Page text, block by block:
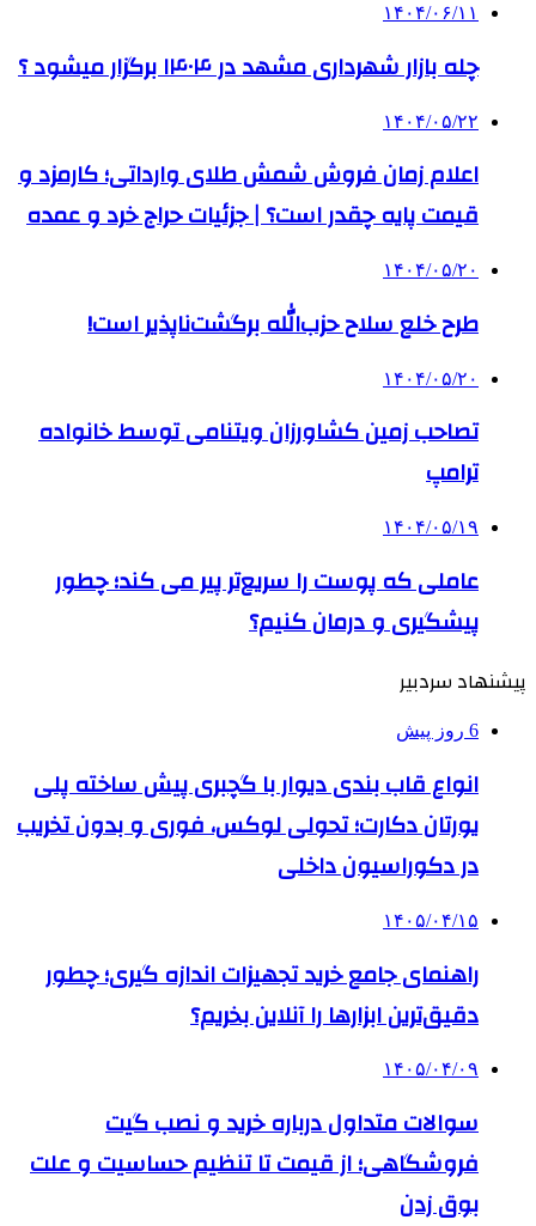
۱۴۰۴/۰۶/۱۱
چله بازار شهرداری مشهد در ۱۴۰۴ برگزار میشود ؟
۱۴۰۴/۰۵/۲۲
اعلام زمان فروش شمش طلای وارداتی؛ کارمزد و
قیمت پایه چقدر است؟ | جزئیات حراج خرد و عمده
۱۴۰۴/۰۵/۲۰
طرح خلع سلاح حزب‌الله برگشت‌ناپذیر است!
۱۴۰۴/۰۵/۲۰
تصاحب زمین کشاورزان ویتنامی توسط خانواده
ترامپ
۱۴۰۴/۰۵/۱۹
عاملی که پوست را سریع‌تر پیر می کند؛ چطور
پیشگیری و درمان کنیم؟
پیشنهاد سردبیر
6 روز پیش
انواع قاب بندی دیوار با گچبری پیش ساخته پلی
یورتان دکارت؛ تحولی لوکس، فوری و بدون تخریب
در دکوراسیون داخلی
۱۴۰۵/۰۴/۱۵
راهنمای جامع خرید تجهیزات اندازه گیری؛ چطور
دقیق‌ترین ابزارها را آنلاین بخریم؟
۱۴۰۵/۰۴/۰۹
سوالات متداول درباره خرید و نصب گیت
فروشگاهی؛ از قیمت تا تنظیم حساسیت و علت
بوق زدن